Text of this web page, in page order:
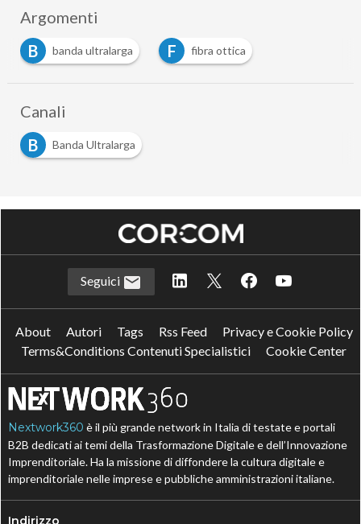
Argomenti
B
banda ultralarga F fibra ottica
Canali
B
Banda Ultralarga
Seguici
About Autori Tags Rss Feed
Privacy e Cookie Policy
Terms&Conditions Contenuti Specialistici
Cookie Center
Nextwork360 è il più grande network in Italia di testate e portali
B2B dedicati ai temi della Trasformazione Digitale e dell’Innovazione
Imprenditoriale. Ha la missione di diffondere la cultura digitale e
imprenditoriale nelle imprese e pubbliche amministrazioni italiane.
Indirizzo